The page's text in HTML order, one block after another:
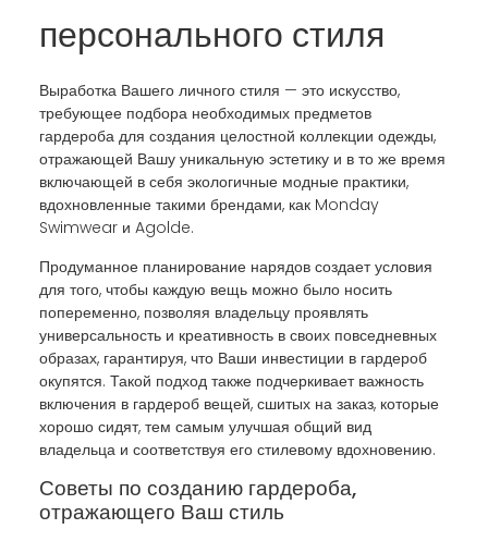
персонального стиля
Выработка Вашего личного стиля — это искусство,
требующее подбора необходимых предметов
гардероба для создания целостной коллекции одежды,
отражающей Вашу уникальную эстетику и в то же время
включающей в себя экологичные модные практики,
вдохновленные такими брендами, как Monday
Swimwear и Agolde.
Продуманное планирование нарядов создает условия
для того, чтобы каждую вещь можно было носить
попеременно, позволяя владельцу проявлять
универсальность и креативность в своих повседневных
образах, гарантируя, что Ваши инвестиции в гардероб
окупятся. Такой подход также подчеркивает важность
включения в гардероб вещей, сшитых на заказ, которые
хорошо сидят, тем самым улучшая общий вид
владельца и соответствуя его стилевому вдохновению.
Советы по созданию гардероба,
отражающего Ваш стиль